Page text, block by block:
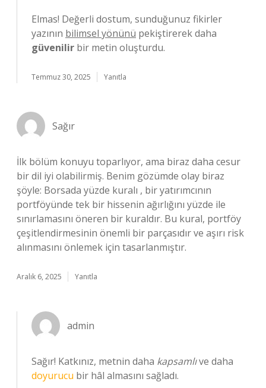
Elmas! Değerli dostum, sunduğunuz fikirler
yazının bilimsel yönünü pekiştirerek daha
güvenilir bir metin oluşturdu.
Temmuz 30, 2025 Yanıtla
Sağır
İlk bölüm konuyu toparlıyor, ama biraz daha cesur
bir dil iyi olabilirmiş. Benim gözümde olay biraz
şöyle: Borsada yüzde kuralı , bir yatırımcının
portföyünde tek bir hissenin ağırlığını yüzde ile
sınırlamasını öneren bir kuraldır. Bu kural, portföy
çeşitlendirmesinin önemli bir parçasıdır ve aşırı risk
alınmasını önlemek için tasarlanmıştır.
Aralık 6, 2025 Yanıtla
admin
Sağır! Katkınız, metnin daha kapsamlıve daha
doyurucu bir hâl almasını sağladı.